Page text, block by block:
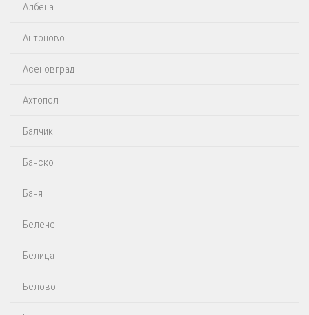
Албена
Антоново
Асеновград
Ахтопол
Балчик
Банско
Баня
Белене
Белица
Белово